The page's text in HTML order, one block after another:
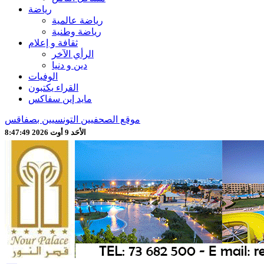
رياضة
رياضة عالمية
رياضة وطنية
ثقافة و إعلام
الرأي الآخر
دين و دنيا
الوفيات
القراء يكتبون
مايد إين سفاكس
موقع الصحفيين التونسيين بصفاقس
الأحَد 9 أوت 2026 8:47:51